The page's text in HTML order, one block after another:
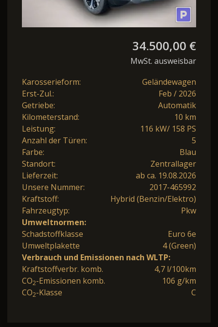
34.500,00 €
MwSt. ausweisbar
Karosserieform:
Geländewagen
Erst-Zul.:
Feb / 2026
Getriebe:
Automatik
Kilometerstand:
10 km
Leistung:
116 kW/ 158 PS
Anzahl der Türen:
5
Farbe:
Blau
Standort:
Zentrallager
Lieferzeit:
ab ca. 19.08.2026
Unsere Nummer:
2017-465992
Kraftstoff:
Hybrid (Benzin/Elektro)
Fahrzeugtyp:
Pkw
Umweltnormen:
Schadstoffklasse
Euro 6e
Umweltplakette
4 (Green)
Verbrauch und Emissionen nach WLTP:
Kraftstoffverbr. komb.
4,7 l/100km
CO2-Emissionen komb.
106 g/km
CO2-Klasse C